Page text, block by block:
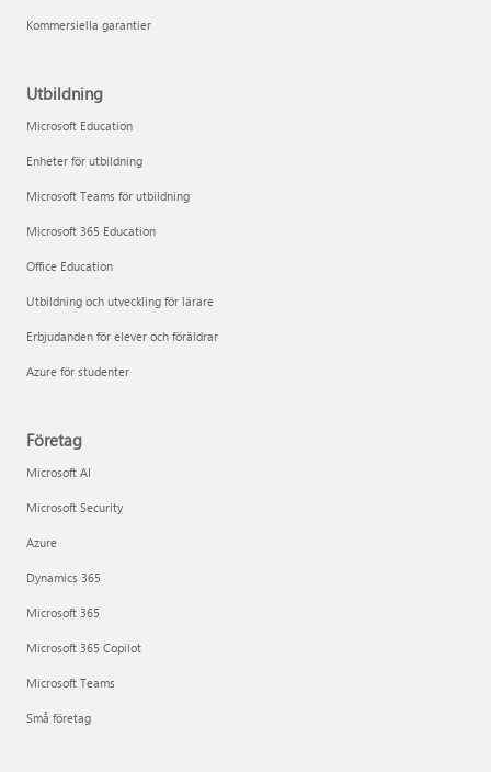
Kommersiella garantier
Utbildning
Microsoft Education
Enheter för utbildning
Microsoft Teams för utbildning
Microsoft 365 Education
Office Education
Utbildning och utveckling för lärare
Erbjudanden för elever och föräldrar
Azure för studenter
Företag
Microsoft AI
Microsoft Security
Azure
Dynamics 365
Microsoft 365
Microsoft 365 Copilot
Microsoft Teams
Små företag